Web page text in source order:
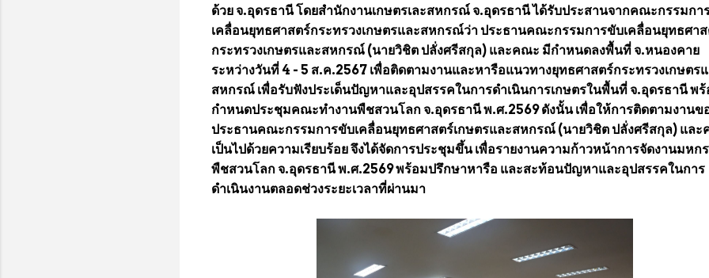
ด้วย จ.อุดรธานี โดยสำนักงานเกษตรเละสหกรณ์ จ.อุดรธานี ได้รับประสานจากคณะกรรมกา
เคลื่อนยุทธศาสตร์กระทรวงเกษตรและสหกรณ์ว่า ประธานคณะกรรมการขับเคลื่อนยุทธศา
กระทรวงเกษตรและสหกรณ์ (นายวิชิต ปลั่งศรีสกุล) และคณะ มีกำหนดลงพื้นที่ จ.หนองคาย
ระหว่างวันที่ 4 - 5 ส.ค.2567 เพื่อติดตามงานและหารือแนวทางยุทธศาสตร์กระทรวงเกษตร
สหกรณ์ เพื่อรับฟังประเด็นปัญหาและอุปสรรคในการดำเนินการเกษตรในพื้นที่ จ.อุดรธานี พ
กำหนดประชุมคณะทำงานพืชสวนโลก จ.อุดรธานี พ.ศ.2569 ดังนั้น เพื่อให้การติดตามงานข
ประธานคณะกรรมการขับเคลื่อนยุทธศาสตร์เกษตรและสหกรณ์ (นายวิชิต ปลั่งศรีสกุล) แล
เป็นไปด้วยความเรียบร้อย จึงได้จัดการประชุมขึ้น เพื่อรายงานความก้าวหน้าการจัดงานมหก
พืชสวนโลก จ.อุดรธานี พ.ศ.2569 พร้อมปรึกษาหารือ และสะท้อนปัญหาและอุปสรรคในการ
ดำเนินงานตลอดช่วงระยะเวลาที่ผ่านมา